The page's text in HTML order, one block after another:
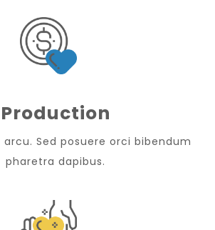
Production
arcu. Sed posuere orci bibendum
pharetra dapibus.